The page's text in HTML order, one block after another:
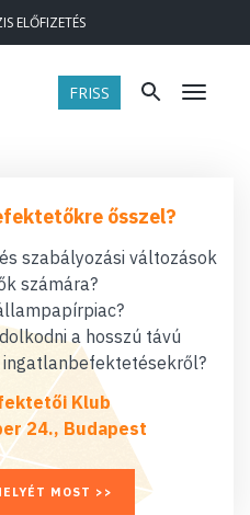
ELŐFIZETÉS
FRISS Menü
ősszel?
szabályozási változások
számára?
a hosszú távú
Klub
24., Budapest
MOST >>